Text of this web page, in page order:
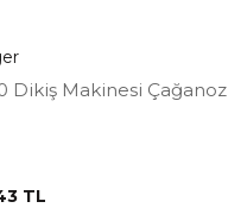
Dikiş Makinesi Çağanoz
TL